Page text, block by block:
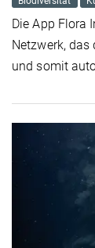
Die App Flora
Netzwerk,
und somit